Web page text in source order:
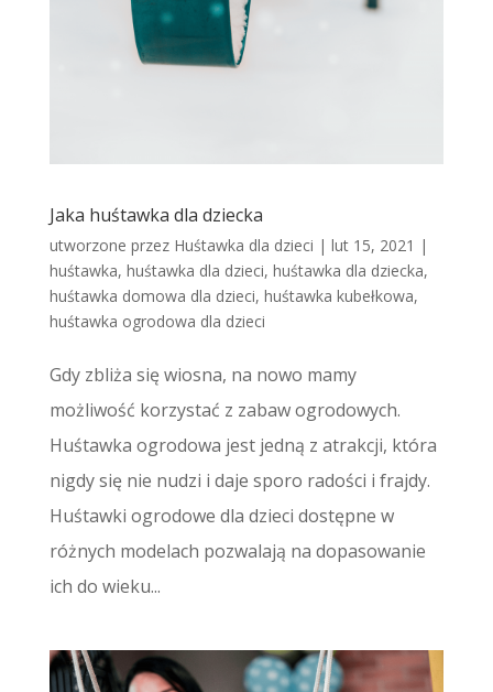
Jaka huśtawka dla dziecka
utworzone przez Huśtawka dla dzieci | lut 15, 2021 |
huśtawka, huśtawka dla dzieci, huśtawka dla dziecka,
huśtawka domowa dla dzieci, huśtawka kubełkowa,
huśtawka ogrodowa dla dzieci
Gdy zbliża się wiosna, na nowo mamy
możliwość korzystać z zabaw ogrodowych.
Huśtawka ogrodowa jest jedną z atrakcji, która
nigdy się nie nudzi i daje sporo radości i frajdy.
Huśtawki ogrodowe dla dzieci dostępne w
różnych modelach pozwalają na dopasowanie
ich do wieku...